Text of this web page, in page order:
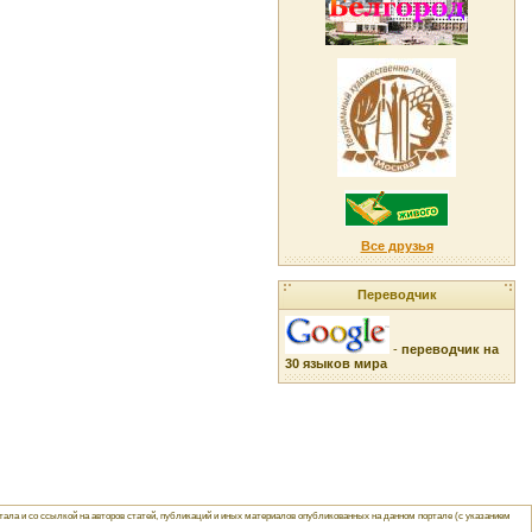
Все друзья
Переводчик
- переводчик на
30 языков мира
и со ссылкой на авторов статей, публикаций и иных материалов опубликованных на данном портале (с указанием